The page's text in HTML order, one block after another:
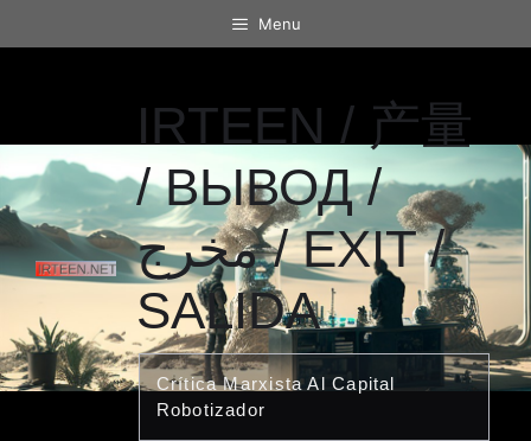
al
Menu
IRTEEN / 产量
/ ВЫВОД /
مخرج / EXIT /
SALIDA
Crítica Marxista Al Capital
Robotizador